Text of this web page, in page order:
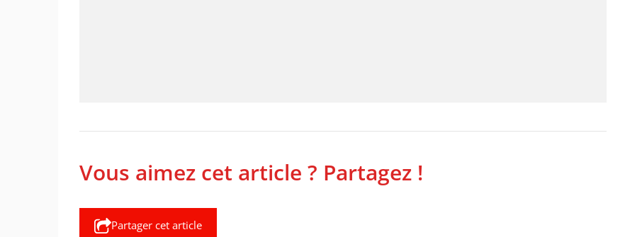
Vous aimez cet article ? Partagez !
Partager cet article